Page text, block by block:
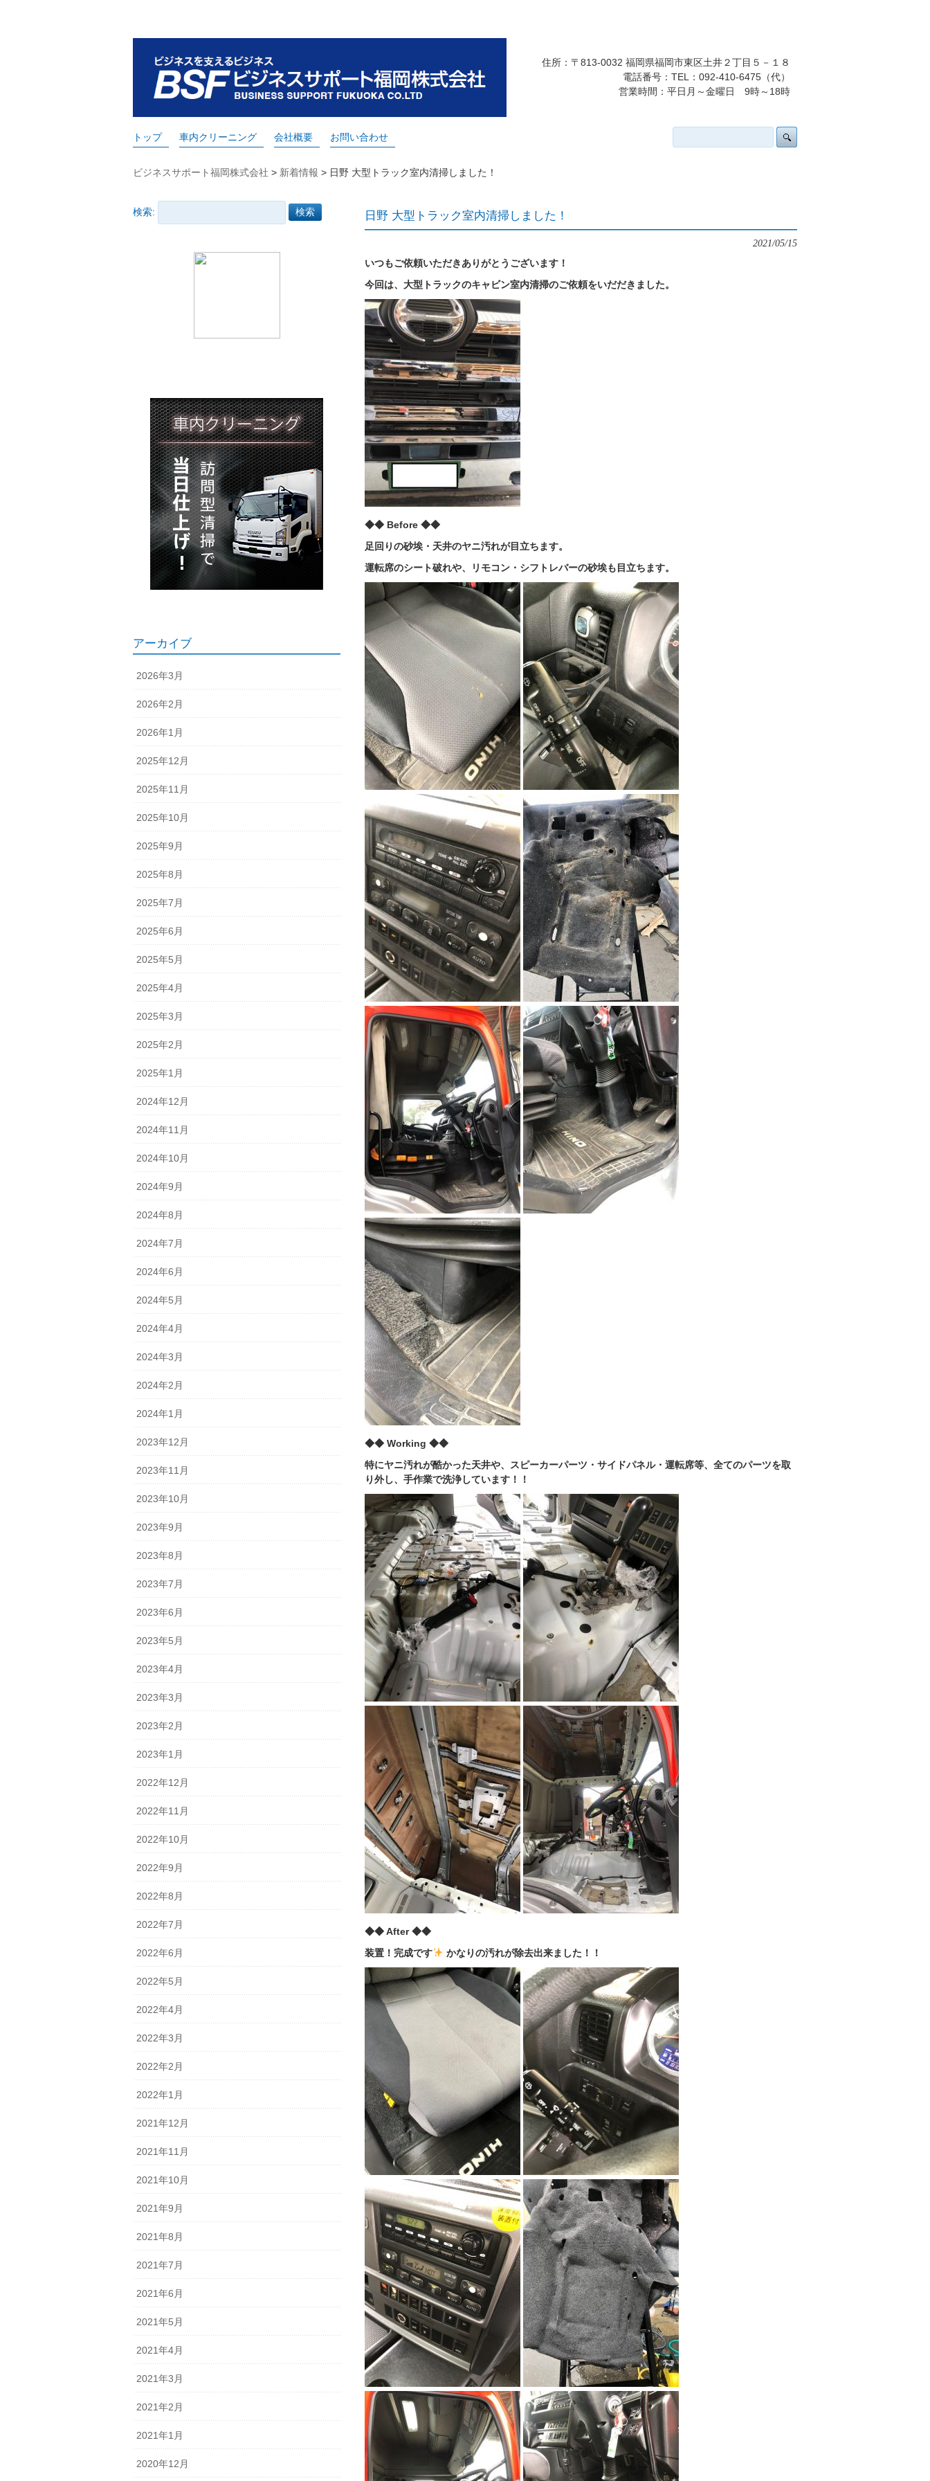
住所：〒813-0032 福岡県福岡市東区土井２丁目５－１８
電話番号：TEL：092-410-6475（代）
営業時間：平日月～金曜日 9時～18時
トップ 車内クリーニング 会社概要 お問い合わせ
ビジネスサポート福岡株式会社 > 新着情報 > 日野 大型トラック室内清掃しました！
日野 大型トラック室内清掃しました！
2021/05/15
いつもご依頼いただきありがとうございます！
今回は、大型トラックのキャビン室内清掃のご依頼をいだだきました。
◆◆ Before ◆◆
足回りの砂埃・天井のヤニ汚れが目立ちます。
運転席のシート破れや、リモコン・シフトレバーの砂埃も目立ちます。
◆◆ Working ◆◆
特にヤニ汚れが酷かった天井や、スピーカーパーツ・サイドパネル・運転席等、全てのパーツを取
り外し、手作業で洗浄しています！！
◆◆ After ◆◆
装置！完成です
かなりの汚れが除去出来ました！！
検索:
アーカイブ
2026年3月
2026年2月
2026年1月
2025年12月
2025年11月
2025年10月
2025年9月
2025年8月
2025年7月
2025年6月
2025年5月
2025年4月
2025年3月
2025年2月
2025年1月
2024年12月
2024年11月
2024年10月
2024年9月
2024年8月
2024年7月
2024年6月
2024年5月
2024年4月
2024年3月
2024年2月
2024年1月
2023年12月
2023年11月
2023年10月
2023年9月
2023年8月
2023年7月
2023年6月
2023年5月
2023年4月
2023年3月
2023年2月
2023年1月
2022年12月
2022年11月
2022年10月
2022年9月
2022年8月
2022年7月
2022年6月
2022年5月
2022年4月
2022年3月
2022年2月
2022年1月
2021年12月
2021年11月
2021年10月
2021年9月
2021年8月
2021年7月
2021年6月
2021年5月
2021年4月
2021年3月
2021年2月
2021年1月
2020年12月